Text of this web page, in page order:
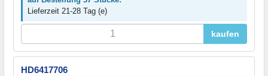
Lieferzeit 21-28 Tag (e)
kaufen
HD6417706